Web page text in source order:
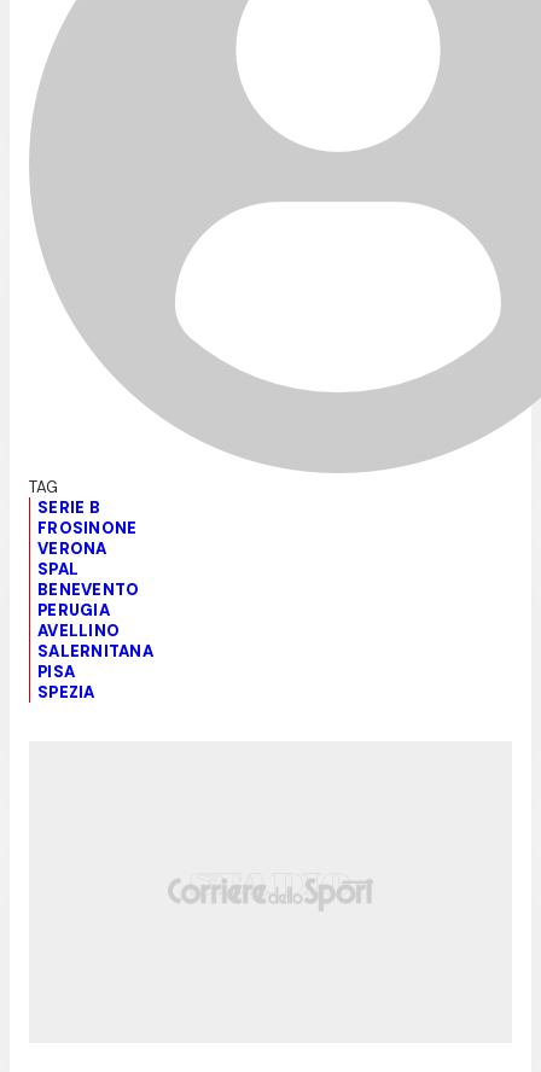
SERIE B
FROSINONE
VERONA
SPAL
BENEVENTO
PERUGIA
AVELLINO
SALERNITANA
PISA
SPEZIA